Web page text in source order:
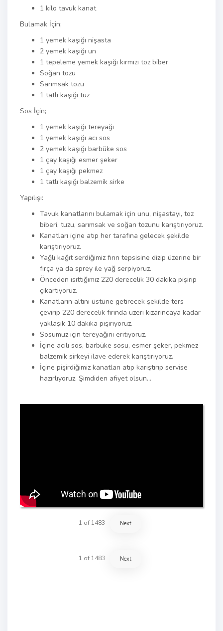
1 kilo tavuk kanat
Bulamak İçin;
1 yemek kaşığı nişasta
2 yemek kaşığı un
1 tepeleme yemek kaşığı kırmızı toz biber
Soğan tozu
Sarımsak tozu
1 tatlı kaşığı tuz
Sos İçin;
1 yemek kaşığı tereyağı
1 yemek kaşığı acı sos
2 yemek kaşığı barbüke sos
1 çay kaşığı esmer şeker
1 çay kaşığı pekmez
1 tatlı kaşığı balzemik sirke
Yapılışı:
Tavuk kanatlarını bulamak için unu, nişastayı, toz
biberi, tuzu, sarımsak ve soğan tozunu karıştırıyoruz.
Kanatları içine atıp her tarafına gelecek şekilde
karıştırıyoruz.
Yağlı kağıt serdiğimiz fırın tepsisine dizip üzerine bir
fırça ya da sprey ile yağ serpiyoruz.
Önceden ısıttığımız 220 derecelik 30 dakika pişirip
çıkartıyoruz.
Kanatların altını üstüne getirecek şekilde ters
çevirip 220 derecelik fırında üzeri kızarıncaya kadar
yaklaşık 10 dakika pişiriyoruz.
Sosumuz için tereyağını eritiyoruz.
İçine acılı sos, barbüke sosu, esmer şeker, pekmez
balzemik sirkeyi ilave ederek karıştırıyoruz.
İçine pişirdiğimiz kanatları atıp karıştırıp servise
hazırlıyoruz. Şimdiden afiyet olsun…
1 of 1483 Next
1 of 1483 Next